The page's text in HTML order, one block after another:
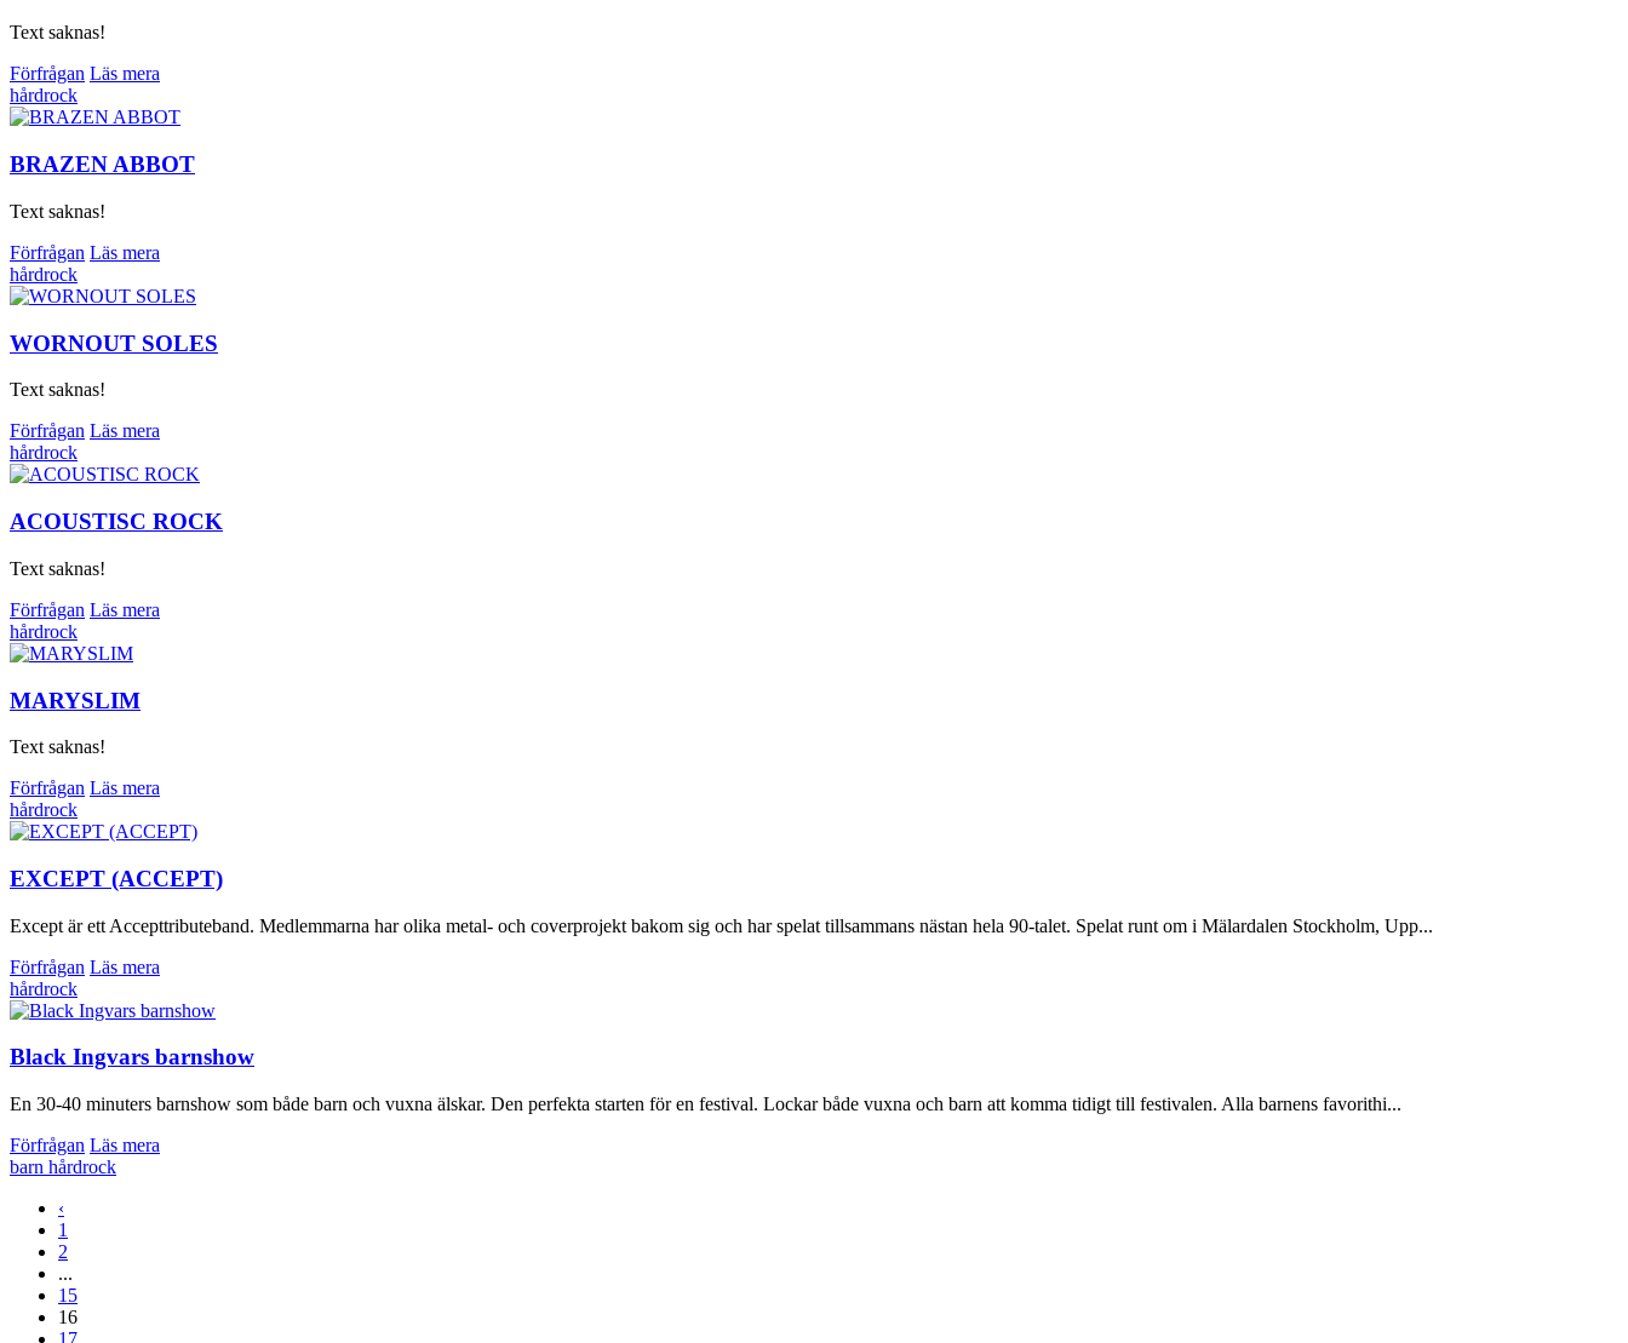
Text saknas!
Förfrågan Läs mera
hårdrock
BRAZEN ABBOT
Text saknas!
Förfrågan Läs mera
hårdrock
WORNOUT SOLES
Text saknas!
Förfrågan Läs mera
hårdrock
ACOUSTISC ROCK
Text saknas!
Förfrågan Läs mera
hårdrock
MARYSLIM
Text saknas!
Förfrågan Läs mera
hårdrock
EXCEPT (ACCEPT)
Except är ett Accepttributeband. Medlemmarna har olika metal- och coverprojekt bakom sig och har spelat tillsammans nästan hela 90-talet. Spelat runt om i Mälardalen Stockholm, Upp...
Förfrågan Läs mera
hårdrock
Black Ingvars barnshow
En 30-40 minuters barnshow som både barn och vuxna älskar. Den perfekta starten för en festival. Lockar både vuxna och barn att komma tidigt till festivalen. Alla barnens favorithi...
Förfrågan Läs mera
barn hårdrock
‹
1
2
...
15
16
17